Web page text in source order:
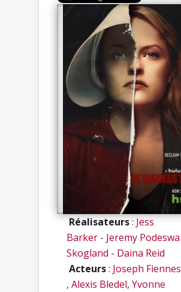
Réalisateurs:Jess
Barker - Jeremy Podeswa
Skogland - Daina Reid
Acteurs: Joseph Fiennes
, Alexis Bledel, Yvonne